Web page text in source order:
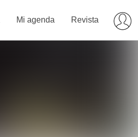
Mi agenda Revista